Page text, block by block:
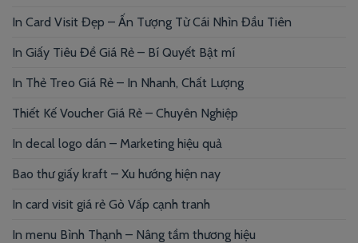
In Card Visit Đẹp – Ấn Tượng Từ Cái Nhìn Đầu Tiên
In Giấy Tiêu Đề Giá Rẻ – Bí Quyết Bật mí
In Thẻ Treo Giá Rẻ – In Nhanh, Chất Lượng
Thiết Kế Voucher Giá Rẻ – Chuyên Nghiệp
In decal logo dán – Marketing hiệu quả
Bao thư giấy kraft – Xu hướng hiện nay
In card visit giá rẻ Gò Vấp cạnh tranh
In menu Bình Thạnh – Nâng tầm thương hiệu